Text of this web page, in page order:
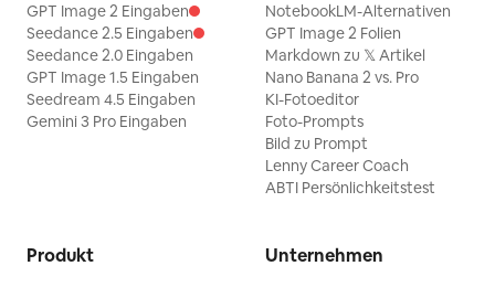
GPT Image 2 Eingaben
Seedance 2.5 Eingaben
Seedance 2.0 Eingaben
GPT Image 1.5 Eingaben
Seedream 4.5 Eingaben
Gemini 3 Pro Eingaben
NotebookLM-Alternativen
GPT Image 2 Folien
Markdown zu 𝕏 Artikel
Nano Banana 2 vs. Pro
KI-Fotoeditor
Foto-Prompts
Bild zu Prompt
Lenny Career Coach
ABTI Persönlichkeitstest
Produkt Unternehmen